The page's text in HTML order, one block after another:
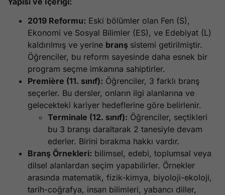
2019 Reformu: Eski bölümler olan Fen (S),
Ekonomi ve Sosyal Bilimler (ES), ve Edebiyat (L)
kaldırılmış ve yerine branş sistemi getirilmiştir.
Öğrenciler, bu reform sayesinde daha esnek bir
program seçme imkanına sahiptirler.
Première (11. sınıf): Öğrenciler, 3 farklı branş
seçerler. Bu dersler, onların ilgi alanlarına ve
gelecekteki kariyer hedeflerine göre belirlenir.
Terminale (12. sınıf): Öğrenciler, seçtikleri
bu 3 branşı daraltarak 2 tanesiyle devam
ederler. Birini bırakma hakkı vardır.
Branş Örnekleri: bilimsel, edebi, toplumsal veya
dilsel alanlardan seçim yapabilirler. Örnekler
arasında matematik, fizik-kimya, biyoloji-ekoloji,
tarih-coğrafya, insan bilimleri, yabancı diller,